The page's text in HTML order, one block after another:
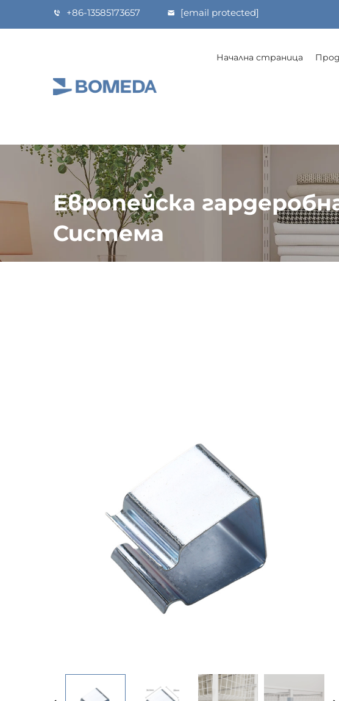
+86-13585173657 [email protected]
Начална страница
Европейска
Система